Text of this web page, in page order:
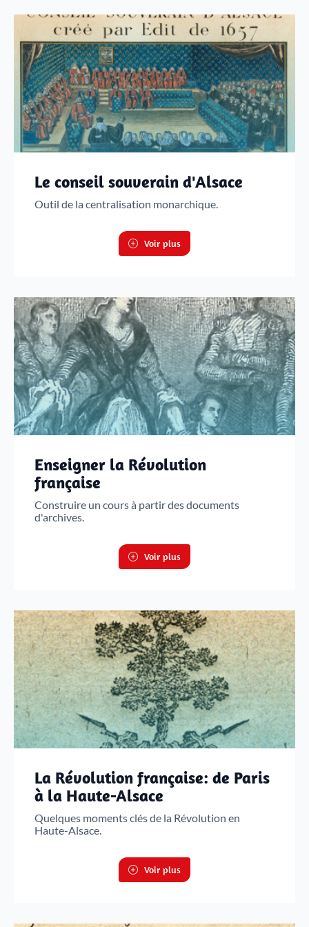
Le conseil souverain d'Alsace
Outil de la centralisation monarchique.
Voir plus
Enseigner la Révolution
française
Construire un cours à partir des documents
d'archives.
Voir plus
La Révolution française: de Paris
à la Haute-Alsace
Quelques moments clés de la Révolution en
Haute-Alsace.
Voir plus
Justice Sites et bâtiments
Cadastre, enregistrement et notariat
Métiers et fonctions Culture et loisirs